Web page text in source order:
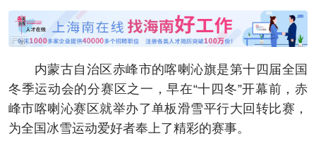
教育 健康 房产
生活 演出
展会 走读海南 周末去哪儿
内蒙古自治区赤峰市的喀喇沁旗是第十四届全国
冬季运动会的分赛区之一，早在“十四冬”开幕前，赤
峰市喀喇沁赛区就举办了单板滑雪平行大回转比赛，
为全国冰雪运动爱好者奉上了精彩的赛事。